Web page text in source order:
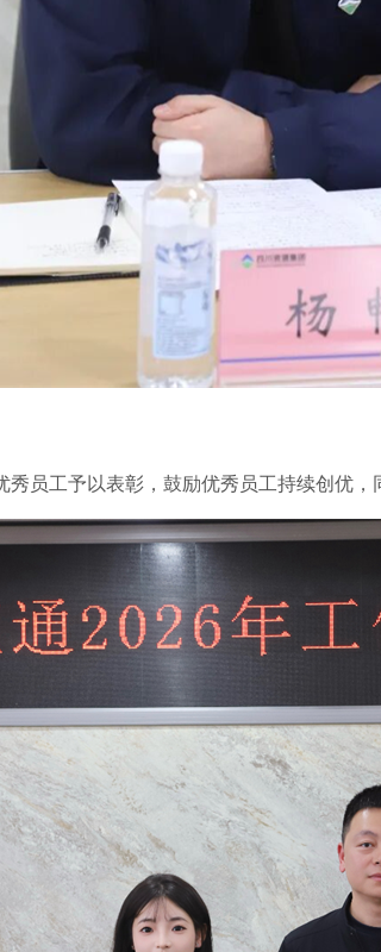
员工予以表彰，鼓励优秀员工持续创优